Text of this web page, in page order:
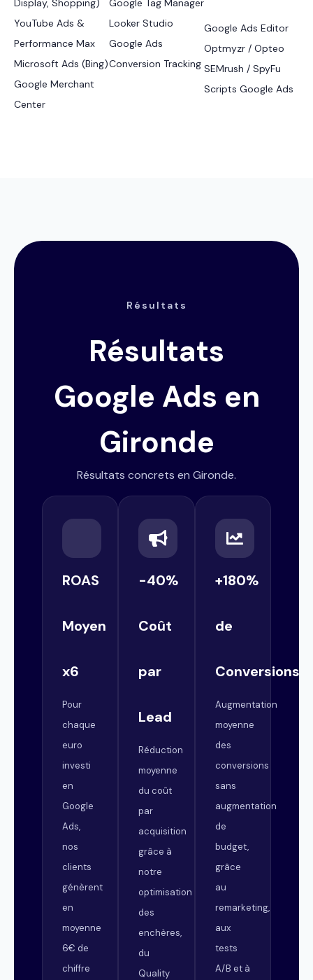
Display, Shopping)
YouTube Ads &
Performance Max
Microsoft Ads (Bing)
Google Merchant
Center
Google Tag Manager
Looker Studio
Google Ads
Conversion Tracking
Google Ads Editor
Optmyzr / Opteo
SEMrush / SpyFu
Scripts Google Ads
Résultats
Résultats
Google Ads en
Gironde
Résultats concrets en Gironde.
ROAS
Moyen
x6
Pour
chaque
euro
investi
en
Google
Ads,
nos
clients
génèrent
en
moyenne
6€ de
chiffre
-40%
Coût
par
Lead
Réduction
moyenne
du coût
par
acquisition
grâce à
notre
optimisation
des
enchères,
du
Quality
+180%
de
Conversions
Augmentation
moyenne
des
conversions
sans
augmentation
de
budget,
grâce
au
remarketing,
aux
tests
A/B et à